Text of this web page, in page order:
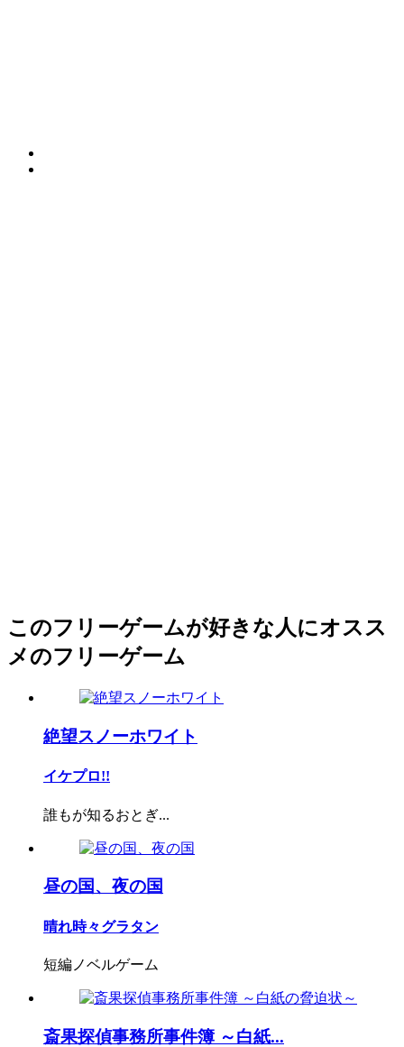
このフリーゲームが好きな人にオスス
メのフリーゲーム
絶望スノーホワイト
イケプロ!!
誰もが知るおとぎ...
昼の国、夜の国
晴れ時々グラタン
短編ノベルゲーム
斎果探偵事務所事件簿 ～白紙...